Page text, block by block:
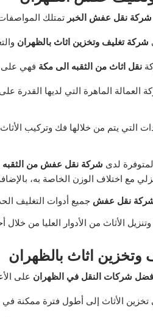
شركة نقل عفش الخبر تمتلك المواصفات
شركة تغليف وتخزين اثاث بالظهران
نقل اثاث من الثقبه الى مكة فهي على
العمالة الماهرة التي لديها
التي يتم من خلالها فك وتركيب
لدى شركة نقل عفش من الثقبه
مع اختلاف الوزن الخاصة به،
نقل عفش جميع أدوات التغليف
وتنزيل الأثاث من الأدوار العليا من
وتخزين اثاث بالظهران
شركات النقل في الظهران على
تخزين الأثاث إلى أطول فترة ممكنة